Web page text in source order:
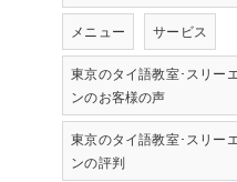
メニュー サービス
東京のタイ語教室･スリー
ンのお客様の声
東京のタイ語教室･スリー
ンの評判